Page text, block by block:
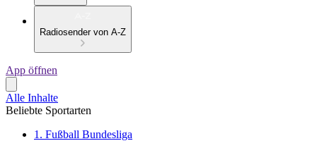
Radiosender von A-Z
App öffnen
Alle Inhalte
Beliebte Sportarten
1. Fußball Bundesliga